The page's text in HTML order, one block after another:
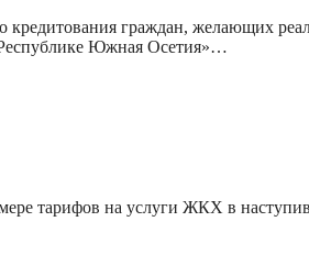
кредитования граждан, желающих
Республике Южная Осетия»…
тарифов на услуги ЖКХ в